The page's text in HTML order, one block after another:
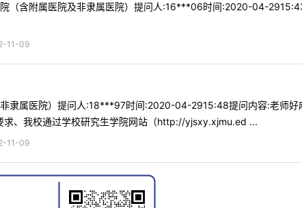
（含附属医院及非隶属医院）提问人:16***06时间:2020-04-
11-09
隶属医院）提问人:18***97时间:2020-04-2915:48提问内容:老师好
求、我校通过学校研究生学院网站（http://yjsxy.xjmu.ed ...
11-09